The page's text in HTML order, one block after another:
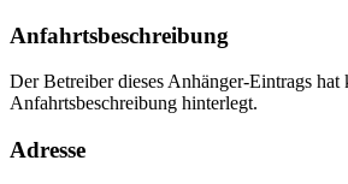
Anfahrtsbeschreibung
Der Betreiber dieses Anhänger-Eintrags hat
Anfahrtsbeschreibung hinterlegt.
Adresse